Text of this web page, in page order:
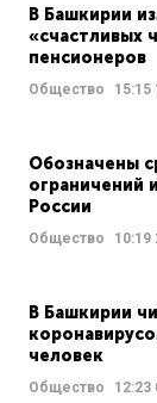
В Башкирии
«счастливых
пенсионеров
Общество 15:15
Обозначены
ограничений
России
Общество 10:19
В Башкирии
человек
Общество 12:23